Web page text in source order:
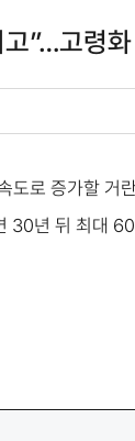
”…고령
로 증가할 거
년 뒤 최대